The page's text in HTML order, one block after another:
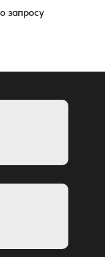
запросу